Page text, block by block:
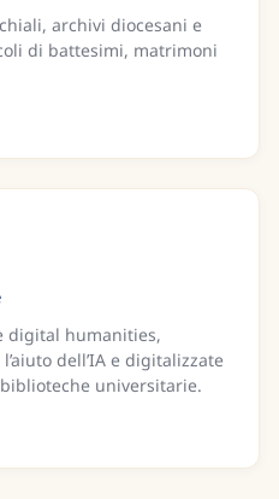
archivi diocesani e
di battesimi, matrimoni
digital humanities,
dell’IA e digitalizzate
universitarie.